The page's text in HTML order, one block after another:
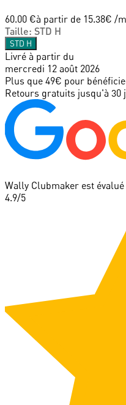
60.00 €à partir de 15.38€ /
Taille: STD H
STD H
Livré à partir du
mercredi 12 août 2026
Plus que 49€ pour
Retours gratuits jusqu'à 30
Wally Clubmaker est évalué
4.9/5